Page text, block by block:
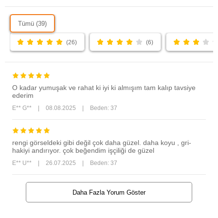
Tümü (39)
(26) (6)
O kadar yumuşak ve rahat ki iyi ki almışım tam kalıp tavsiye
ederim
E** G** 08.08.2025 Beden: 37
rengi görseldeki gibi değil çok daha güzel. daha koyu , gri-
hakiyi andırıyor. çok beğendim işçiliği de güzel
E** U** 26.07.2025 Beden: 37
Daha Fazla Yorum Göster